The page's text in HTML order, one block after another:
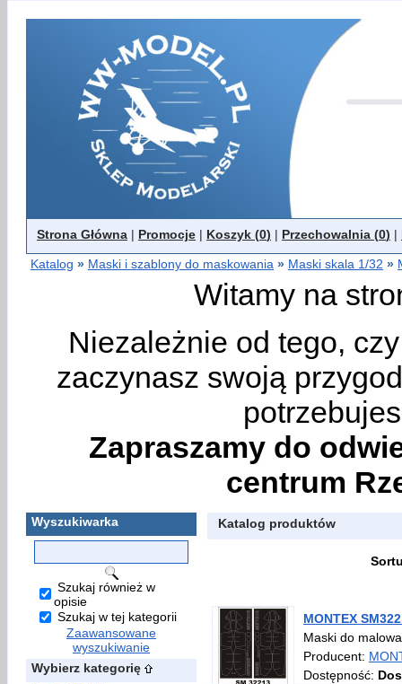
Strona Główna | Promocje | Koszyk (0) | Przechowalnia (0) |
Katalog » Maski i szablony do maskowania » Maski skala 1/32 »
Witamy na
Niezależnie od tego,
zaczynasz swoją
Zapraszamy do
centrum
Wyszukiwarka
Szukaj również w
opisie
Szukaj w tej kategorii
Zaawansowane
wyszukiwanie
Wybierz kategorię
Katalog produktów
MONTEX
Maski do
Producent:
Dostępność: